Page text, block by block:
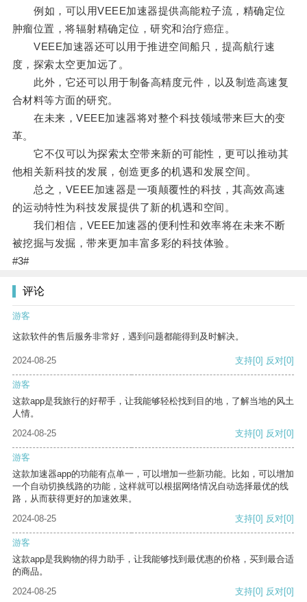
例如，可以用VEEE加速器提供高能粒子流，精确定位
肿瘤位置，将辐射精确定位，研究和治疗癌症。
VEEE加速器还可以用于推进空间船只，提高航行速
度，探索太空更加远了。
此外，它还可以用于制备高精度元件，以及制造高速复
合材料等方面的研究。
在未来，VEEE加速器将对整个科技领域带来巨大的变
革。
它不仅可以为探索太空带来新的可能性，更可以推动其
他相关新科技的发展，创造更多的机遇和发展空间。
总之，VEEE加速器是一项颠覆性的科技，其高效高速
的运动特性为科技发展提供了新的机遇和空间。
我们相信，VEEE加速器的便利性和效率将在未来不断
被挖掘与发掘，带来更加丰富多彩的科技体验。
#3#
评论
游客
这款软件的售后服务非常好，遇到问题都能得到及时解决。
2024-08-25 支持[0] 反对[0]
游客
这款app是我旅行的好帮手，让我能够轻松找到目的地，了解当地的风土
人情。
2024-08-25
支持[0] 反对[0]
游客
这款加速器app的功能有点单一，可以增加一些新功能。比如，可以增加
一个自动切换线路的功能，这样就可以根据网络情况自动选择最优的线
路，从而获得更好的加速效果。
2024-08-25
支持[0] 反对[0]
游客
这款app是我购物的得力助手，让我能够找到最优惠的价格，买到最合适
的商品。
2024-08-25
支持[0] 反对[0]